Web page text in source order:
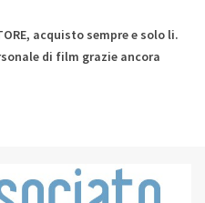
acquisto sempre e solo li.
di film grazie ancora